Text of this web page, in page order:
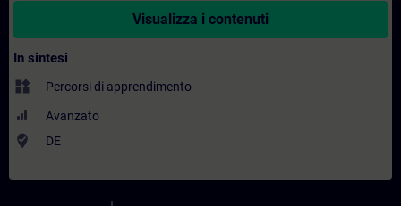
Visualizza i contenuti
In sintesi
widgets Percorsi di apprendimento
Avanzato
where_to_vote DE